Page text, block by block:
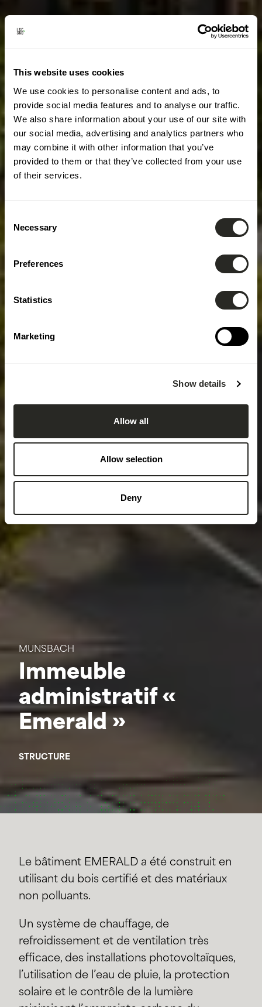
This website uses cookies
We use cookies to personalise content and ads, to
provide social media features and to analyse our traffic.
We also share information about your use of our site with
our social media, advertising and analytics partners who
may combine it with other information that you’ve
provided to them or that they’ve collected from your use
of their services.
Selection
Necessary
Preferences
Statistics
Marketing
Show details
Allow all
Allow selection
Deny
MUNSBACH
Immeuble
administratif «
Emerald »
STRUCTURE
Le bâtiment EMERALD a été construit en
utilisant du bois certifié et des matériaux
non polluants.
Un système de chauffage, de
refroidissement et de ventilation très
efficace, des installations photovoltaïques,
l’utilisation de l’eau de pluie, la protection
solaire et le contrôle de la lumière